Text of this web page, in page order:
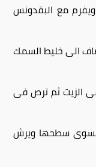
مع البقدونس
الى خليط السمك
فى الزيت ثم ترص فى
سطحها ويرش